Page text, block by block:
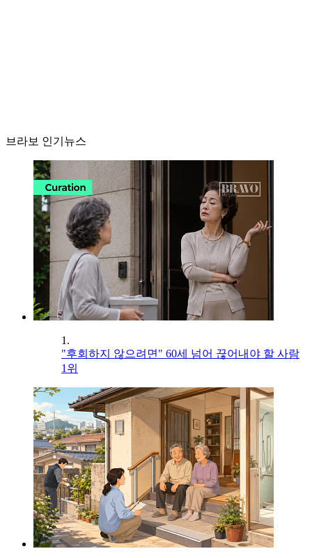
브라보 인기뉴스
1.
"후회하지 않으려면" 60세 넘어 끊어내야 할 사람
1위